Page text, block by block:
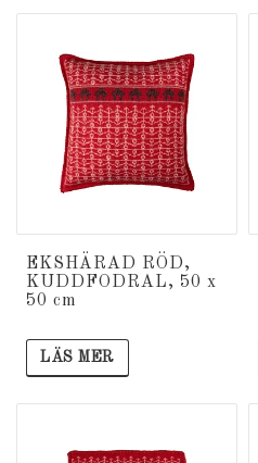
EKSHÄRAD RÖD,
KUDDFODRAL, 50 x
50 cm
LÄS MER